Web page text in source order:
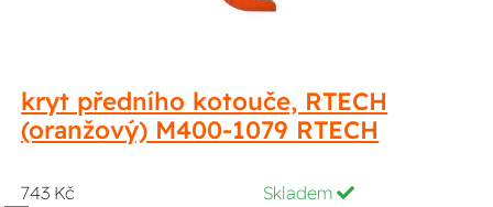
kryt předního kotouče, RTECH
(oranžový) M400-1079 RTECH
743 Kč
Skladem